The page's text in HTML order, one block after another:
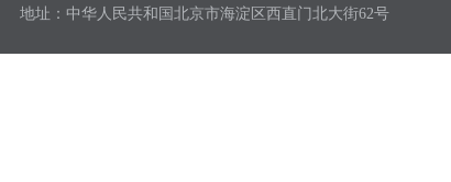
地址：中华人民共和国北京市海淀区西直门北大街62号